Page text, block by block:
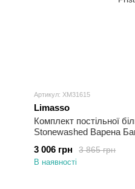
Артикул: ХМ31615
Limasso
Комплект постільної
Stonewashed Варена
3 865 грн
3 006 грн
В наявності